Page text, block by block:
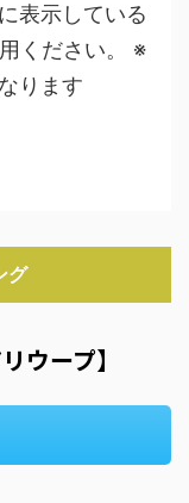
表示している
ください。 ※
ります
グ
ウープ】